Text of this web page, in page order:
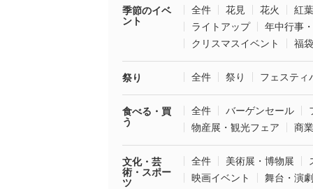
季節のイベ
ント
全件 花見 花火
紅葉
ライトアップ
年中行事
クリスマスイベント
福
祭り 全件 祭り フェスティ
食べる・買
う
全件 バーゲンセール
物産展・観光フェア
商
文化・芸
術・スポー
ツ
全件 美術展・博物展
映画イベント
舞台・演劇